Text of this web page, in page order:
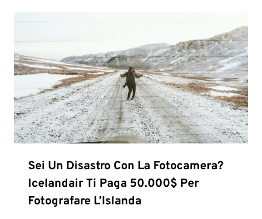
Sei Un Disastro Con La Fotocamera?
Icelandair Ti Paga 50.000$ Per
Fotografare L’Islanda